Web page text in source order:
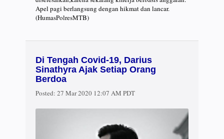
Apel pagi berlangsung dengan hikmat dan lancar.
(HumasPolresMTB)
Di Tengah Covid-19, Darius
Sinathyra Ajak Setiap Orang
Berdoa
Posted: 27 Mar 2020 12:07 AM PDT